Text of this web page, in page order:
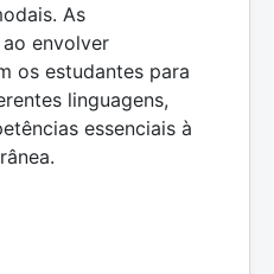
As
envolver
os estudantes para
linguagens,
essenciais à